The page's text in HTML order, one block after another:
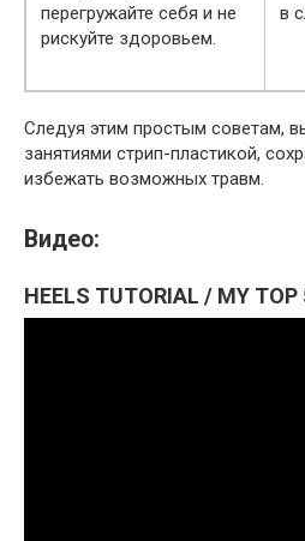
перегружайте себя и не
рискуйте здоровьем.
в
Следуя этим простым советам,
занятиями стрип-пластикой,
избежать возможных травм.
Видео:
HEELS TUTORIAL / MY